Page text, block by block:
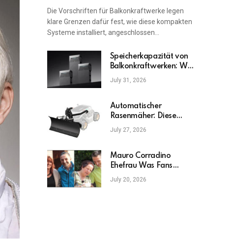
Die Vorschriften für Balkonkraftwerke legen
klare Grenzen dafür fest, wie diese kompakten
Systeme installiert, angeschlossen…
Speicherkapazität von
Balkonkraftwerken: Was
ist am wichtigsten?
July 31, 2026
Automatischer
Rasenmäher: Diese
Fehler sollten Sie
vermeiden
July 27, 2026
Mauro Corradino
Ehefrau Was Fans
wirklich wissen möchten
July 20, 2026